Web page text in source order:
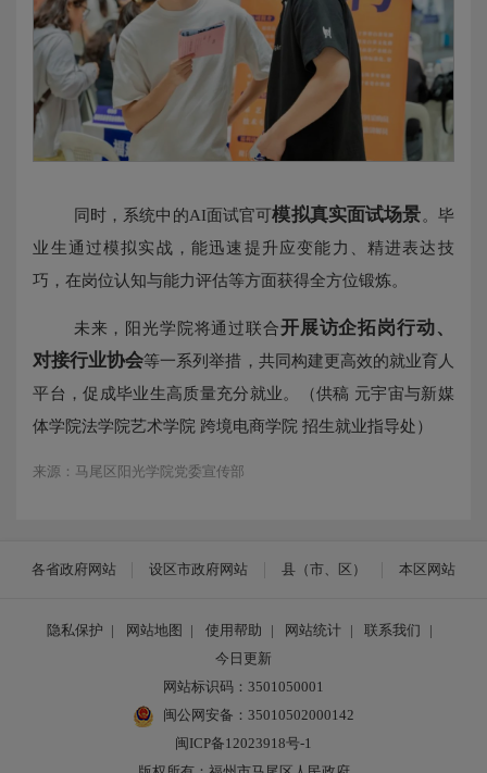
同时，系统中的AI面试官可模拟真实面试场景。毕
业生通过模拟实战，能迅速提升应变能力、精进表达技
巧，在岗位认知与能力评估等方面获得全方位锻炼。
未来，阳光学院将通过联合开展访企拓岗行动、
对接行业协会等一系列举措，共同构建更高效的就业育人
平台，促成毕业生高质量充分就业。（供稿 元宇宙与新媒
体学院法学院艺术学院 跨境电商学院 招生就业指导处）
来源：马尾区阳光学院党委宣传部
各省政府网站 设区市政府网站 县（市、区） 本区网站
隐私保护 | 网站地图 | 使用帮助 | 网站统计 | 联系我们
|
今日更新
网站标识码：3501050001
闽公网安备：35010502000142
闽ICP备12023918号-1